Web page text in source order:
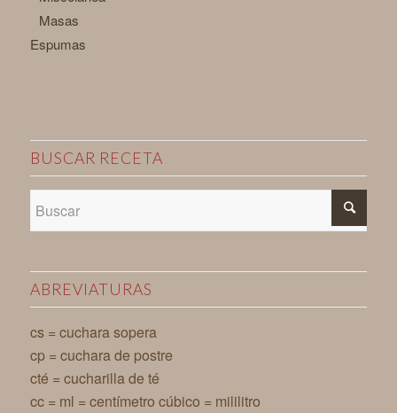
Masas
Espumas
BUSCAR RECETA
ABREVIATURAS
cs = cuchara sopera
cp = cuchara de postre
cté = cucharilla de té
cc = ml = centímetro cúbico = mililitro